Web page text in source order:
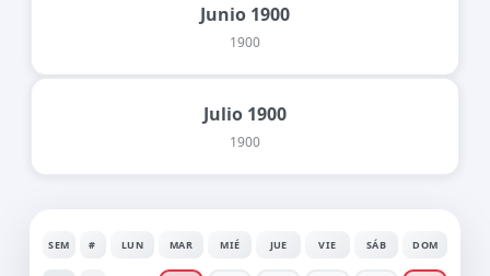
Junio 1900
1900
Julio 1900
1900
SEM # LUN MAR MIÉ JUE VIE SÁB DOM